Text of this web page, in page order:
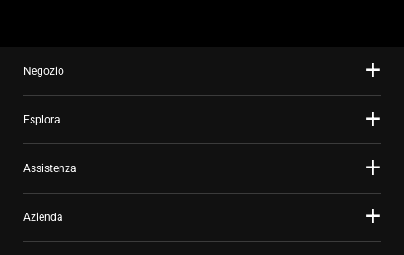
Negozio
Esplora
Assistenza
Azienda